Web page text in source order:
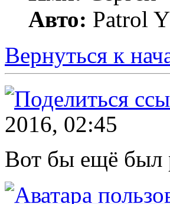
Авто: Patrol
Вернуться к
2016, 02:45
Вот бы ещё был